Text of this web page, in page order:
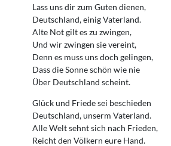
Lass uns dir zum Guten dienen,
Deutschland, einig Vaterland.
Alte Not gilt es zu zwingen,
Und wir zwingen sie vereint,
Denn es muss uns doch gelingen,
Dass die Sonne schön wie nie
Über Deutschland scheint.
Glück und Friede sei beschieden
Deutschland, unserm Vaterland.
Alle Welt sehnt sich nach Frieden,
Reicht den Völkern eure Hand.